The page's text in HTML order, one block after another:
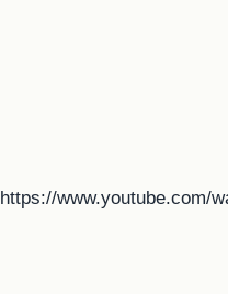
https://www.youtube.com/